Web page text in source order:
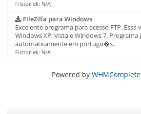
Filstorlek: N/A
FileZilla para Windows
Excelente programa para acesso FTP.
Windows XP, Vista e Windows 7.
automaticamente em portugu�s.
Filstorlek: N/A
Powered by